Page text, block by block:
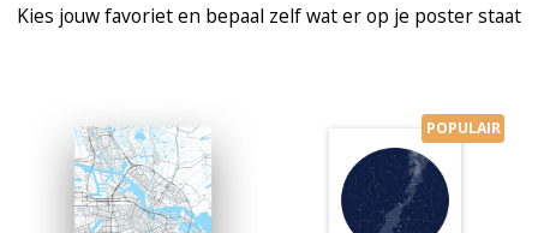
Kies jouw favoriet en bepaal zelf wat er op je poster staat
POPULAIR